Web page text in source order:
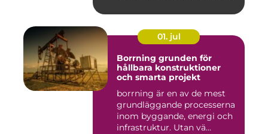
01. jul
Borrning grunden för
hållbara konstruktioner
och smarta projekt
borrning är en av de mest
grundläggande processerna
inom byggande, energi och
infrastruktur. Utan vä...